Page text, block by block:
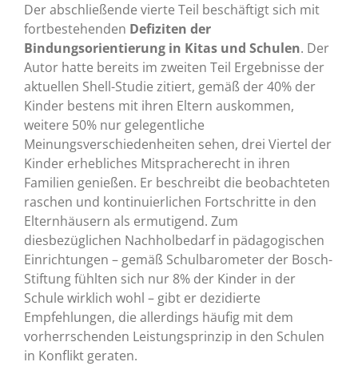
Der abschließende vierte Teil beschäftigt sich mit
fortbestehenden Defiziten der
Bindungsorientierung in Kitas und Schulen. Der
Autor hatte bereits im zweiten Teil Ergebnisse der
aktuellen Shell-Studie zitiert, gemäß der 40% der
Kinder bestens mit ihren Eltern auskommen,
weitere 50% nur gelegentliche
Meinungsverschiedenheiten sehen, drei Viertel der
Kinder erhebliches Mitspracherecht in ihren
Familien genießen. Er beschreibt die beobachteten
raschen und kontinuierlichen Fortschritte in den
Elternhäusern als ermutigend. Zum
diesbezüglichen Nachholbedarf in pädagogischen
Einrichtungen – gemäß Schulbarometer der Bosch-
Stiftung fühlten sich nur 8% der Kinder in der
Schule wirklich wohl – gibt er dezidierte
Empfehlungen, die allerdings häufig mit dem
vorherrschenden Leistungsprinzip in den Schulen
in Konflikt geraten.